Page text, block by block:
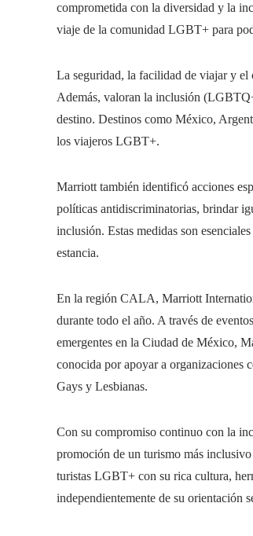
comprometida con la diversidad y la
viaje de la comunidad LGBT+ para
La seguridad, la facilidad de viajar y el
Además, valoran la inclusión
destino. Destinos como México,
los viajeros LGBT+.
Marriott también identificó acciones
políticas antidiscriminatorias, brindar
inclusión. Estas medidas son
estancia.
En la región CALA, Marriott
durante todo el año. A través de
emergentes en la Ciudad de México,
conocida por apoyar a organizaciones
Gays y Lesbianas.
Con su compromiso continuo con la
promoción de un turismo más
turistas LGBT+ con su rica cultura,
independientemente de su orientación